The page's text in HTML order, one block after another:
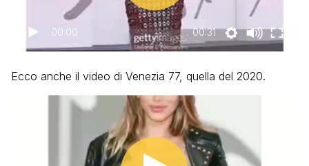
00:00 00:31
Ecco anche il video di Venezia 77, quella del 2020.